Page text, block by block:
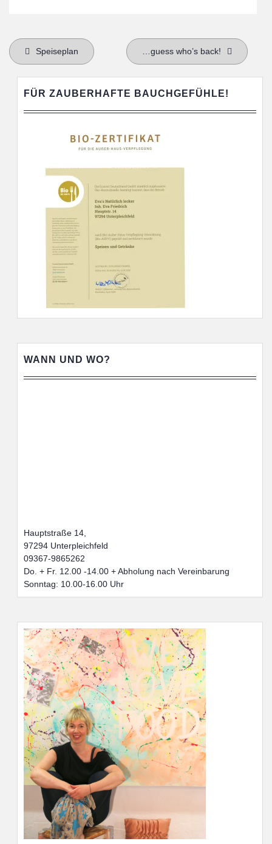
Beitragsnavigation
Speiseplan …guess who’s back!
FÜR ZAUBERHAFTE BAUCHGEFÜHLE!
WANN UND WO?
Hauptstraße 14,
97294 Unterpleichfeld
09367-9865262
Do. + Fr. 12.00 -14.00 + Abholung nach Vereinbarung
Sonntag: 10.00-16.00 Uhr